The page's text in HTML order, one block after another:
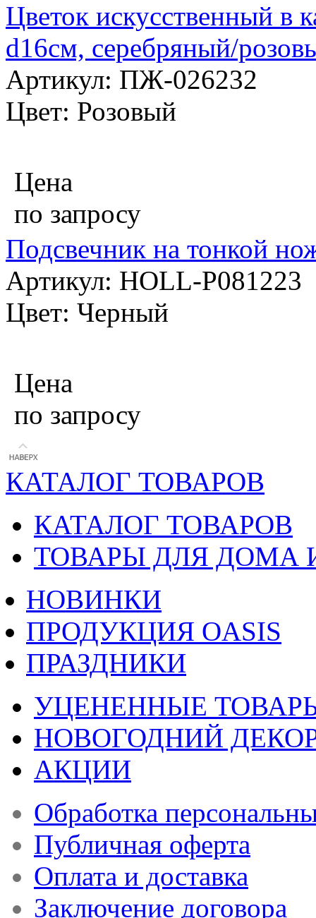
Цветок искусственный в
d16см, серебряный/
Артикул: ПЖ-026232
Цвет: Розовый
Цена
по запросу
Подсвечник на тонкой
Артикул: HOLL-P081223
Цвет: Черный
Цена
по запросу
КАТАЛОГ ТОВАРОВ
КАТАЛОГ ТОВАРОВ
ТОВАРЫ ДЛЯ ДОМА
НОВИНКИ
ПРОДУКЦИЯ OASIS
ПРАЗДНИКИ
УЦЕНЕННЫЕ
НОВОГОДНИЙ
АКЦИИ
Обработка
Публичная оферта
Оплата и доставка
Заключение договора